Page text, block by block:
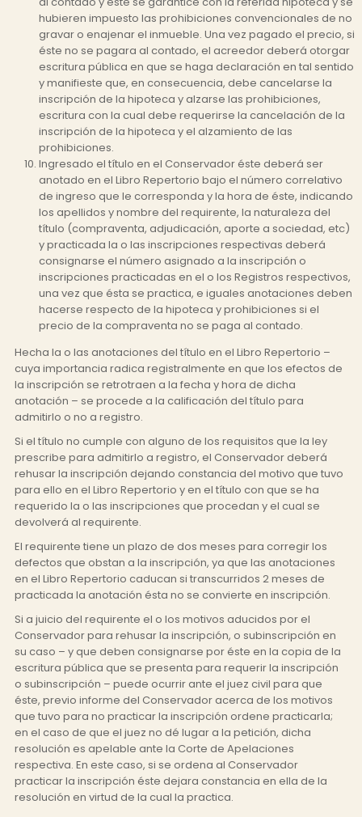
hubieren impuesto las prohibiciones convencionales de no
gravar o enajenar el inmueble. Una vez pagado el precio, si
éste no se pagara al contado, el acreedor deberá otorgar
escritura pública en que se haga declaración en tal sentido
y manifieste que, en consecuencia, debe cancelarse la
inscripción de la hipoteca y alzarse las prohibiciones,
escritura con la cual debe requerirse la cancelación de la
inscripción de la hipoteca y el alzamiento de las
prohibiciones.
Ingresado el título en el Conservador éste deberá ser
anotado en el Libro Repertorio bajo el número correlativo
de ingreso que le corresponda y la hora de éste, indicando
los apellidos y nombre del requirente, la naturaleza del
título (compraventa, adjudicación, aporte a sociedad, etc)
y practicada la o las inscripciones respectivas deberá
consignarse el número asignado a la inscripción o
inscripciones practicadas en el o los Registros respectivos,
una vez que ésta se practica, e iguales anotaciones deben
hacerse respecto de la hipoteca y prohibiciones si el
precio de la compraventa no se paga al contado.
Hecha la o las anotaciones del título en el Libro Repertorio –
cuya importancia radica registralmente en que los efectos de
la inscripción se retrotraen a la fecha y hora de dicha
anotación – se procede a la calificación del título para
admitirlo o no a registro.
Si el título no cumple con alguno de los requisitos que la ley
prescribe para admitirlo a registro, el Conservador deberá
rehusar la inscripción dejando constancia del motivo que tuvo
para ello en el Libro Repertorio y en el título con que se ha
requerido la o las inscripciones que procedan y el cual se
devolverá al requirente.
El requirente tiene un plazo de dos meses para corregir los
defectos que obstan a la inscripción, ya que las anotaciones
en el Libro Repertorio caducan si transcurridos 2 meses de
practicada la anotación ésta no se convierte en inscripción.
Si a juicio del requirente el o los motivos aducidos por el
Conservador para rehusar la inscripción, o subinscripción en
su caso – y que deben consignarse por éste en la copia de la
escritura pública que se presenta para requerir la inscripción
o subinscripción – puede ocurrir ante el juez civil para que
éste, previo informe del Conservador acerca de los motivos
que tuvo para no practicar la inscripción ordene practicarla;
en el caso de que el juez no dé lugar a la petición, dicha
resolución es apelable ante la Corte de Apelaciones
respectiva. En este caso, si se ordena al Conservador
practicar la inscripción éste dejara constancia en ella de la
resolución en virtud de la cual la practica.